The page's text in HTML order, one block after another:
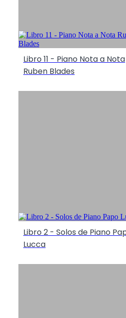
Libro 11 - Piano Nota a Nota
Ruben Blades
Libro 2 - Solos de Piano
Lucca